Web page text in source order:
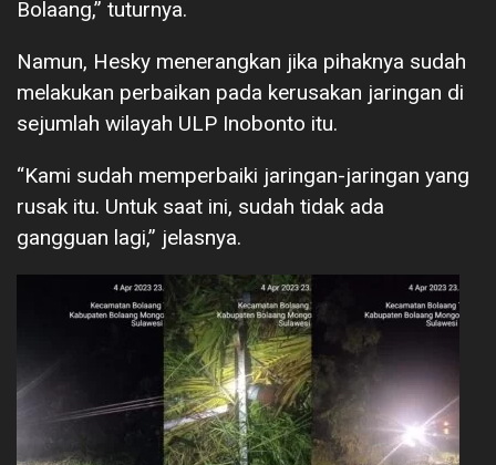
Bolaang,” tuturnya.
Namun, Hesky menerangkan jika pihaknya sudah
melakukan perbaikan pada kerusakan jaringan di
sejumlah wilayah ULP Inobonto itu.
“Kami sudah memperbaiki jaringan-jaringan yang
rusak itu. Untuk saat ini, sudah tidak ada
gangguan lagi,” jelasnya.